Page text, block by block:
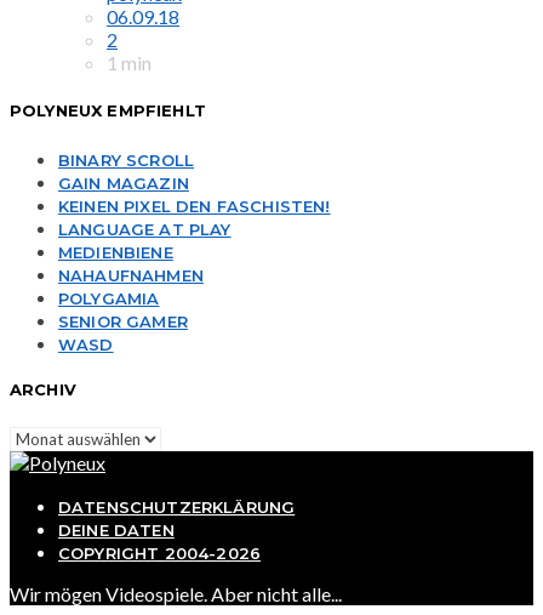
06.09.18
2
1 min
POLYNEUX EMPFIEHLT
BINARY SCROLL
GAIN MAGAZIN
KEINEN PIXEL DEN FASCHISTEN!
LANGUAGE AT PLAY
MEDIENBIENE
NAHAUFNAHMEN
POLYGAMIA
SENIOR GAMER
WASD
ARCHIV
Archiv
DATENSCHUTZERKLÄRUNG
DEINE DATEN
COPYRIGHT 2004-2026
Wir mögen Videospiele. Aber nicht alle...